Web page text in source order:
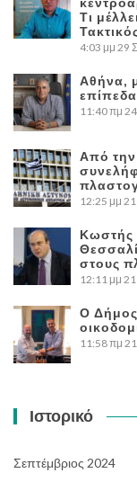
Τι
4:03 μμ 29
Αθήνα,
11:40 πμ
Από
12:25 μμ
Κωστής
στους
12:11 μμ
Ο
11:58 πμ
Ιστορικό
Σεπτέμβριος 2024